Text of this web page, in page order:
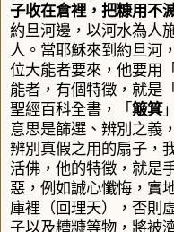
子收在倉裡，把糠用不
約旦河邊，以河水為人
人。當耶穌來到約旦河
位大能者要來，他要用「
能者，有個特徵，就是「
聖經百科全書，「 簸箕
意思是篩選、辨別之義
辨別真假之用的扇子，
活佛，他的特徵，就是
惡，例如誠心懺悔，實
庫裡（回理天），否則
子以及糟糠等物，將被